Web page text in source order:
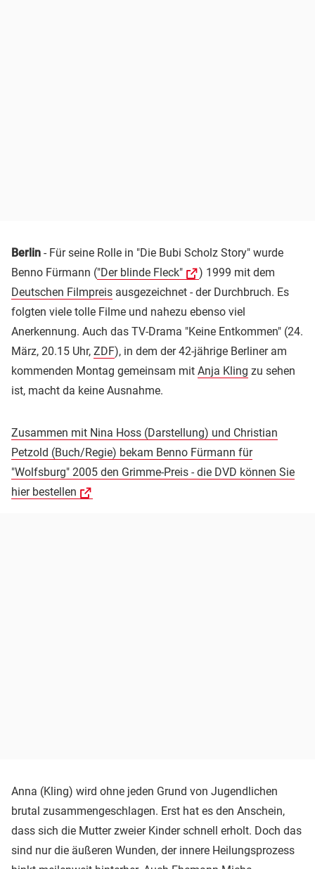
Berlin - Für seine Rolle in "Die Bubi Scholz Story" wurde
Benno Fürmann ("Der blinde Fleck"
) 1999 mit dem
Deutschen Filmpreis ausgezeichnet - der Durchbruch. Es
folgten viele tolle Filme und nahezu ebenso viel
Anerkennung. Auch das TV-Drama "Keine Entkommen" (24.
März, 20.15 Uhr, ZDF), in dem der 42-jährige Berliner am
kommenden Montag gemeinsam mit Anja Kling zu sehen
ist, macht da keine Ausnahme.
Zusammen mit Nina Hoss (Darstellung) und Christian
Petzold (Buch/Regie) bekam Benno Fürmann für
"Wolfsburg" 2005 den Grimme-Preis - die DVD können Sie
hier bestellen
Anna (Kling) wird ohne jeden Grund von Jugendlichen
brutal zusammengeschlagen. Erst hat es den Anschein,
dass sich die Mutter zweier Kinder schnell erholt. Doch das
sind nur die äußeren Wunden, der innere Heilungsprozess